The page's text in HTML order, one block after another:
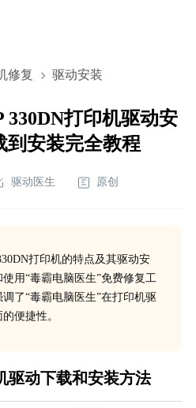
修复 驱动安装
330DN打印机驱动安
到安装完全教程
驱动医生 原创
打印机的特点及其驱动安
用“毒霸电脑医生”免费修复工
了“毒霸电脑医生”在打印机驱
便捷性。
驱动下载和安装方法